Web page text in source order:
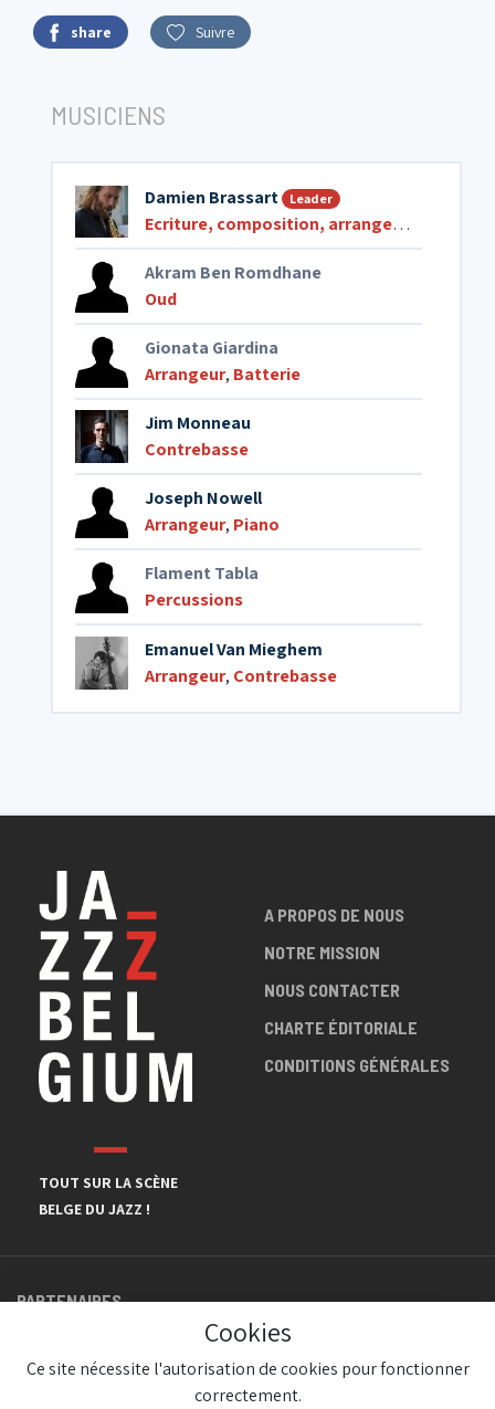
share Suivre
MUSICIENS
Damien Brassart Leader
Ecriture, composition, arrangements
Akram Ben Romdhane
Oud
Gionata Giardina
Arrangeur, Batterie
Jim Monneau
Contrebasse
Joseph Nowell
Arrangeur, Piano
Flament Tabla
Percussions
Emanuel Van Mieghem
Arrangeur, Contrebasse
TOUT SUR LA SCÈNE
BELGE DU JAZZ !
A PROPOS DE NOUS
NOTRE MISSION
NOUS CONTACTER
CHARTE ÉDITORIALE
CONDITIONS GÉNÉRALES
PARTENAIRES
Cookies
Ce site nécessite l'autorisation de cookies pour fonctionner
correctement.